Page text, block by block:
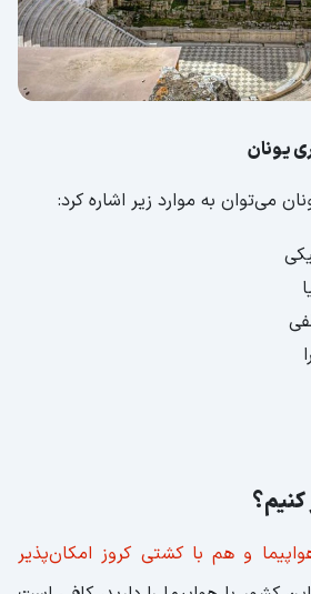
یونان
می‌توان به موارد زیر اشاره کرد:
و هم با کشتی کروز امکان‌پذیر